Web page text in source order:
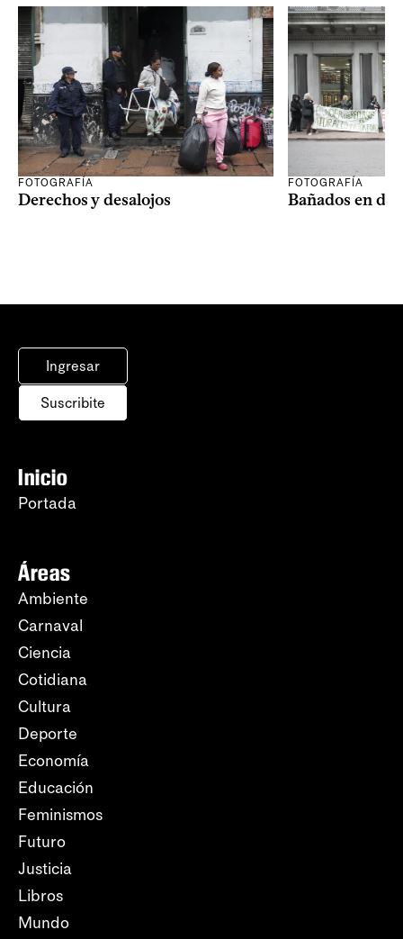
FOTOGRAFÍA
Derechos y desalojos
FOTOGRAFÍA
Bañados en
Ingresar
Suscribite
Inicio
Portada
Áreas
Ambiente
Carnaval
Ciencia
Cotidiana
Cultura
Deporte
Economía
Educación
Feminismos
Futuro
Justicia
Libros
Mundo